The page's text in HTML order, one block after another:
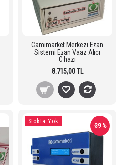
Camimarket Merkezi Ezan
Sistemi Ezan Vaaz Alıcı
Cihazı
8.715,00 TL
-39 %
Stokta Yok